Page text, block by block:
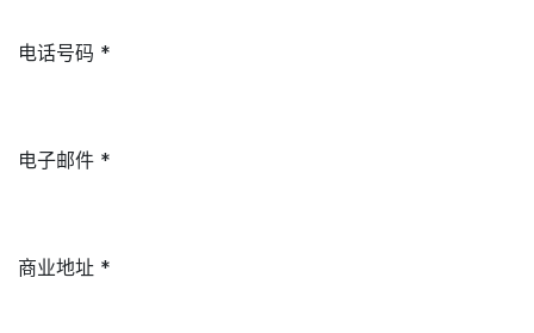
电话号码 *
电子邮件 *
商业地址 *